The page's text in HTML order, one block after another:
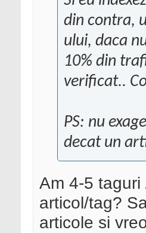
din contra,
ului, daca
10% din
verificat..
PS: nu
decat un
Am 4-5
articol/tag?
articole si